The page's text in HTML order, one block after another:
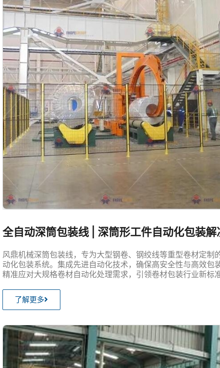
全自动深筒包装线 | 深筒形工件自动化包装解
风鼎机械深筒包装线，专为大型钢卷、钢绞线等重型卷材定制
动化包装系统。集成先进自动化技术，确保高安全性与高效包
精准应对大规格卷材自动化处理需求，引领卷材包装行业新标
了解更多